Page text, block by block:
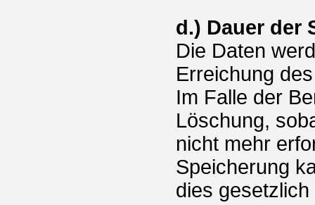
d.) Dauer der
Die Daten
Erreichung
Im Falle der
Löschung,
nicht mehr
Speicherung
dies